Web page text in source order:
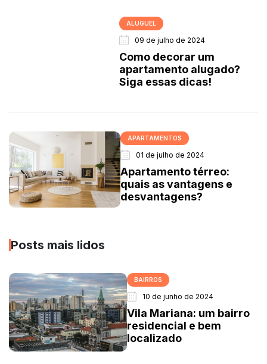
ALUGUEL
09 de julho de 2024
Como decorar um
apartamento alugado?
Siga essas dicas!
APARTAMENTOS
01 de julho de 2024
Apartamento térreo:
quais as vantagens e
desvantagens?
Posts mais lidos
BAIRROS
10 de junho de 2024
Vila Mariana: um bairro
residencial e bem
localizado